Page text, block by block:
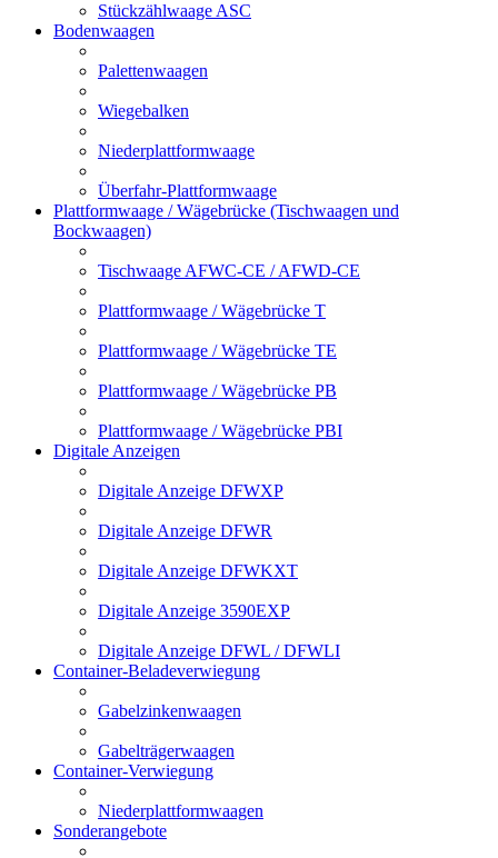
Stückzählwaage ASC
Bodenwaagen
Palettenwaagen
Wiegebalken
Niederplattformwaage
Überfahr-Plattformwaage
Plattformwaage / Wägebrücke (Tischwaagen und
Bockwaagen)
Tischwaage AFWC-CE / AFWD-CE
Plattformwaage / Wägebrücke T
Plattformwaage / Wägebrücke TE
Plattformwaage / Wägebrücke PB
Plattformwaage / Wägebrücke PBI
Digitale Anzeigen
Digitale Anzeige DFWXP
Digitale Anzeige DFWR
Digitale Anzeige DFWKXT
Digitale Anzeige 3590EXP
Digitale Anzeige DFWL / DFWLI
Container-Beladeverwiegung
Gabelzinkenwaagen
Gabelträgerwaagen
Container-Verwiegung
Niederplattformwaagen
Sonderangebote